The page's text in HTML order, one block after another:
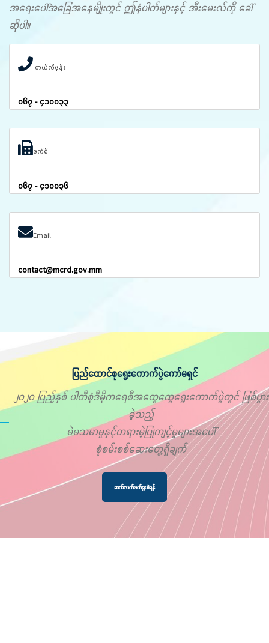
အရေးပေါ်အခြေအနေမျိုးတွင် ဤနံပါတ်များနှင့် အီးမေးလ်ကို ခေါ်
ဆိုပါ။
တယ်လီဖုန်း
၀၆၇ - ၄၁၀၀၃၃
ဖက်စ်
၀၆၇ - ၄၁၀၀၃၆
Email
contact@mcrd.gov.mm
ပြည်ထောင်စုရွေးကောက်ပွဲကော်မရှင်
၂၀၂၀ ပြည့်နှစ် ပါတီစုံဒီမိုကရေစီအထွေထွေရွေးကောက်ပွဲတွင် ဖြစ်ပွား
ခဲ့သည့်
မဲမသမာမှုနှင့်တရားမဲ့ပြုကျင့်မှုများအပေါ်
စုံစမ်းစစ်ဆေးတွေ့ရှိချက်
ဆက်လက်ဖတ်ရှုပါရန်